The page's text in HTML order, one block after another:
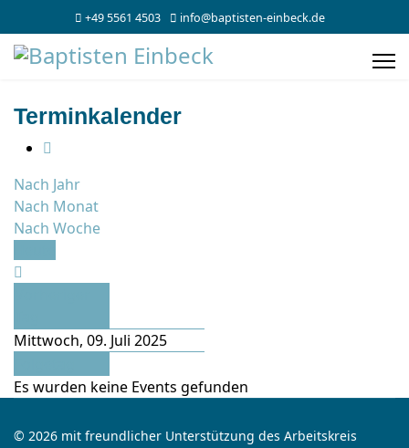
+49 5561 4503 info@baptisten-einbeck.de
Terminkalender
Nach Jahr
Nach Monat
Nach Woche
Mittwoch, 09. Juli 2025
Es wurden keine Events gefunden
© 2026 mit freundlicher Unterstützung des Arbeitskreis